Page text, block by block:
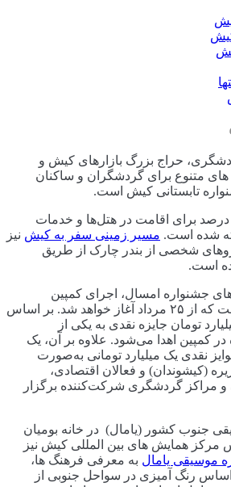
حراج بزرگ بازارهای کیش و
های متنوع برای گردشگران و ساکنان
تابستانی کیش است.
تخفیف‌هایی تا سقف ۸۰ درصد برای اقامت در هتل‌ها و خدمات
شده است. مسیر زمینی سفر به کیش نیز
شخصی از بندر چارک از طریق
است.
جشنواره امسال، اجرای کمپین
«هفته‌های میلیاردی» است که از ۲۵ مرداد آغاز خواهد شد. بر اساس
تومان جایزه نقدی به یکی از
کمپین اهدا می‌شود. علاوه بر آن، یک
نقدی یک میلیارد تومانی به‌صورت
(کیشوندان) و فعالان اقتصادی،
و مراکز گردشگری شرکت‌کننده برگزار
جنوب کشور (یامال) در خانه بومیان
همایش های بین المللی کیش نیز
موسیقی یامال به معرفی فرهنگ ها،
رنگ آمیزی در سواحل جنوبی از